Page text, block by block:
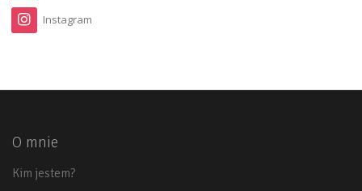
Instagram
O mnie
Kim jestem?